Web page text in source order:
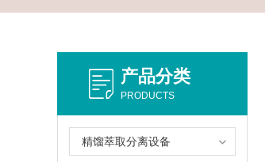
产品分类
PRODUCTS
精馏萃取分离设备